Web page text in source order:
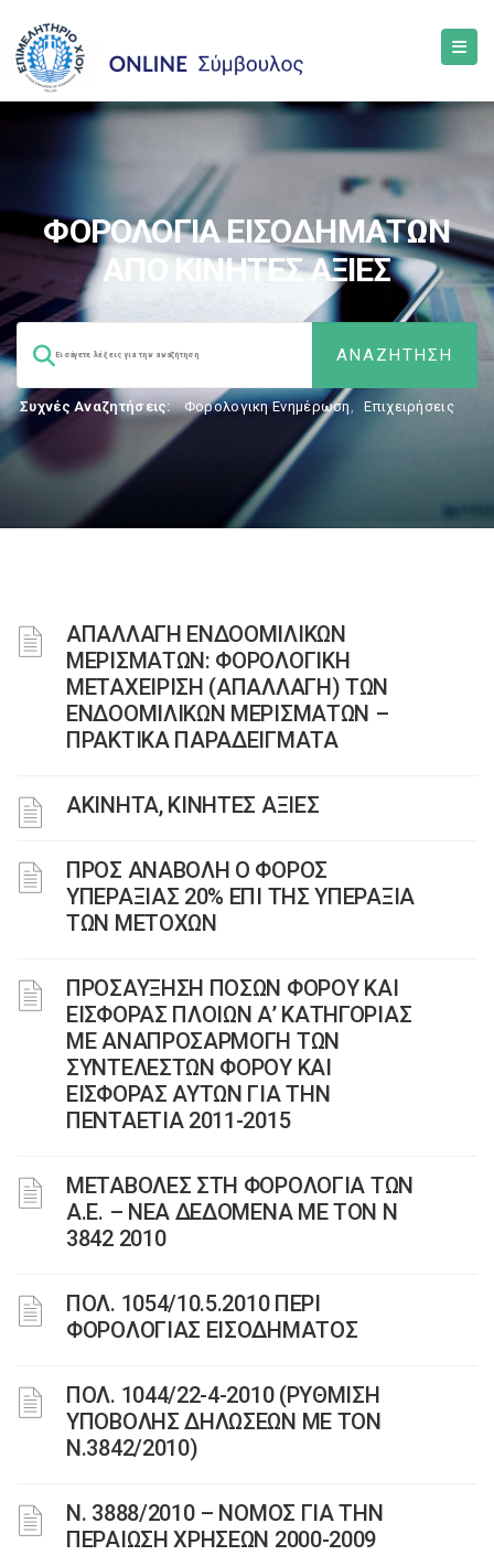
ΦΟΡΟΛΟΓΙΑ ΕΙΣΟΔΗΜΑΤΩΝ
ΑΠΟ ΚΙΝΗΤΕΣ ΑΞΙΕΣ
Συχνές Αναζητήσεις: Φορολογικη Ενημέρωση, Επιχειρήσεις
ΑΠΑΛΛΑΓΗ ΕΝΔΟΟΜΙΛΙΚΩΝ
ΜΕΡΙΣΜΑΤΩΝ: ΦΟΡΟΛΟΓΙΚΗ
ΜΕΤΑΧΕΙΡΙΣΗ (ΑΠΑΛΛΑΓΗ) ΤΩΝ
ΕΝΔΟΟΜΙΛΙΚΩΝ ΜΕΡΙΣΜΑΤΩΝ –
ΠΡΑΚΤΙΚΑ ΠΑΡΑΔΕΙΓΜΑΤΑ
ΑΚΙΝΗΤΑ, ΚΙΝΗΤΕΣ ΑΞΙΕΣ
ΠΡΟΣ ΑΝΑΒΟΛΗ Ο ΦΟΡΟΣ
ΥΠΕΡΑΞΙΑΣ 20% ΕΠΙ ΤΗΣ ΥΠΕΡΑΞΙΑ
ΤΩΝ ΜΕΤΟΧΩΝ
ΠΡΟΣΑΥΞΗΣΗ ΠΟΣΩΝ ΦΟΡΟΥ ΚΑΙ
ΕΙΣΦΟΡΑΣ ΠΛΟΙΩΝ Α’ ΚΑΤΗΓΟΡΙΑΣ
ΜΕ ΑΝΑΠΡΟΣΑΡΜΟΓΗ ΤΩΝ
ΣΥΝΤΕΛΕΣΤΩΝ ΦΟΡΟΥ ΚΑΙ
ΕΙΣΦΟΡΑΣ ΑΥΤΩΝ ΓΙΑ ΤΗΝ
ΠΕΝΤΑΕΤΙΑ 2011-2015
ΜΕΤΑΒΟΛΕΣ ΣΤΗ ΦΟΡΟΛΟΓΙΑ ΤΩΝ
Α.Ε. – ΝΕΑ ΔΕΔΟΜΕΝΑ ME TON N
3842 2010
ΠΟΛ. 1054/10.5.2010 ΠΕΡΙ
ΦΟΡΟΛΟΓΙΑΣ ΕΙΣΟΔΗΜΑΤΟΣ
ΠΟΛ. 1044/22-4-2010 (ΡΥΘΜΙΣΗ
ΥΠΟΒΟΛΗΣ ΔΗΛΩΣΕΩΝ ΜΕ ΤΟΝ
Ν.3842/2010)
Ν. 3888/2010 – ΝΟΜΟΣ ΓΙΑ ΤΗΝ
ΠΕΡΑΙΩΣΗ ΧΡΗΣΕΩΝ 2000-2009